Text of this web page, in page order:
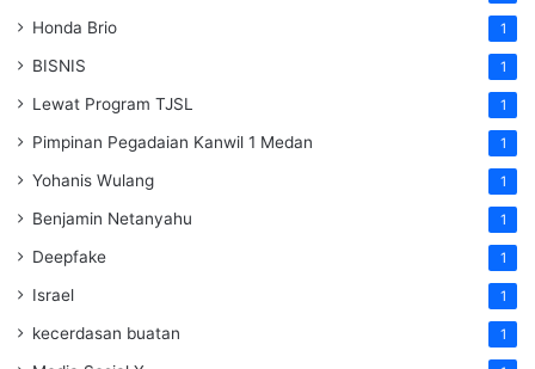
Honda Brio 1
BISNIS 1
Lewat Program TJSL 1
Pimpinan Pegadaian Kanwil 1 Medan 1
Yohanis Wulang 1
Benjamin Netanyahu 1
Deepfake 1
Israel 1
kecerdasan buatan 1